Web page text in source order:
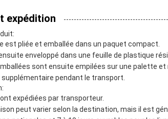
expédition
est pliée et emballée dans un paquet compact.
enveloppé dans une feuille de plastique
sont ensuite empilées sur une palette
pendant le transport.
expédiées par transporteur.
peut varier selon la destination, mais il est